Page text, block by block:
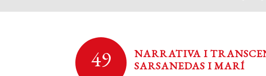
49
NARRATIVA I
SARSANEDAS I MARÍ